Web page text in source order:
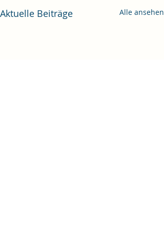
Aktuelle Beiträge Alle ansehen